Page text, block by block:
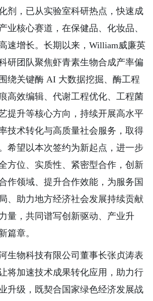
剂，已从实验室科研热点，快速成
业核心赛道，在保健品、化妆品、
速增长。长期以来，William威廉英
研团队聚焦虾青素生物合成产率偏
绕关键酶 AI 大数据挖掘、酶工程
高效编辑、代谢工程优化、工程菌
提升等核心方向，持续开展高水平
技术转化与高质量社会服务，取得
希望以本次签约为新起点，进一步
方位、实质性、紧密型合作，创新
作领域、提升合作效能，为服务国
、助力地方经济社会发展持续贡献
量，共同谱写创新驱动、产业升
篇章。
生物科技有限公司董事长张贞涛表
将加速技术成果转化应用，助力行
升级，既契合国家绿色经济发展战